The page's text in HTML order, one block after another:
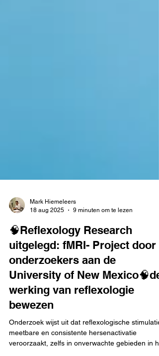
18 aug 2025
9 minuten om te lezen
🧠Reflexology Research
uitgelegd: fMRI- Project door
onderzoekers aan de
University of New Mexico🧠de
werking van reflexologie
bewezen
Onderzoek wijst uit dat reflexologische stimulatie